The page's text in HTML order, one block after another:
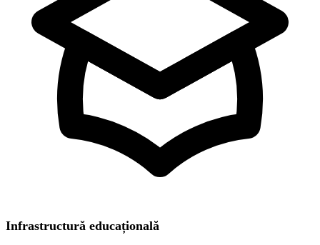
Infrastructură educațională